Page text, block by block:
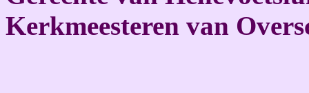
Kerkmeesteren van